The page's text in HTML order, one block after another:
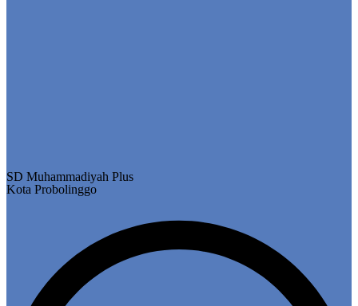
SD Muhammadiyah Plus
Kota Probolinggo